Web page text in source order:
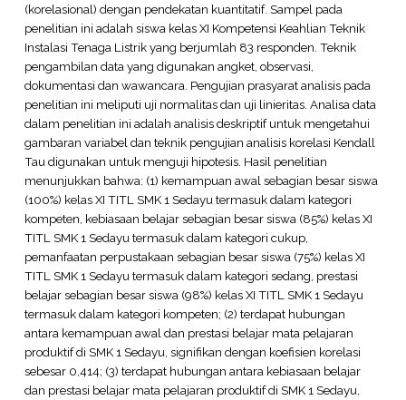
(korelasional) dengan pendekatan kuantitatif. Sampel pada
penelitian ini adalah siswa kelas XI Kompetensi Keahlian Teknik
Instalasi Tenaga Listrik yang berjumlah 83 responden. Teknik
pengambilan data yang digunakan angket, observasi,
dokumentasi dan wawancara. Pengujian prasyarat analisis pada
penelitian ini meliputi uji normalitas dan uji linieritas. Analisa data
dalam penelitian ini adalah analisis deskriptif untuk mengetahui
gambaran variabel dan teknik pengujian analisis korelasi Kendall
Tau digunakan untuk menguji hipotesis. Hasil penelitian
menunjukkan bahwa: (1) kemampuan awal sebagian besar siswa
(100%) kelas XI TITL SMK 1 Sedayu termasuk dalam kategori
kompeten, kebiasaan belajar sebagian besar siswa (85%) kelas XI
TITL SMK 1 Sedayu termasuk dalam kategori cukup,
pemanfaatan perpustakaan sebagian besar siswa (75%) kelas XI
TITL SMK 1 Sedayu termasuk dalam kategori sedang, prestasi
belajar sebagian besar siswa (98%) kelas XI TITL SMK 1 Sedayu
termasuk dalam kategori kompeten; (2) terdapat hubungan
antara kemampuan awal dan prestasi belajar mata pelajaran
produktif di SMK 1 Sedayu, signifikan dengan koefisien korelasi
sebesar 0,414; (3) terdapat hubungan antara kebiasaan belajar
dan prestasi belajar mata pelajaran produktif di SMK 1 Sedayu,